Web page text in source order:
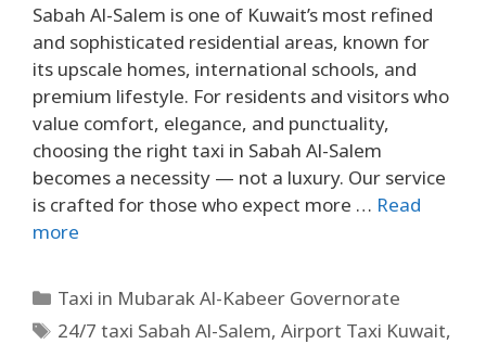
Sabah Al-Salem is one of Kuwait’s most refined
and sophisticated residential areas, known for
its upscale homes, international schools, and
premium lifestyle. For residents and visitors who
value comfort, elegance, and punctuality,
choosing the right taxi in Sabah Al-Salem
becomes a necessity — not a luxury. Our service
is crafted for those who expect more … Read
more
Taxi in Mubarak Al-Kabeer Governorate
24/7 taxi Sabah Al-Salem,Airport Taxi Kuwait,